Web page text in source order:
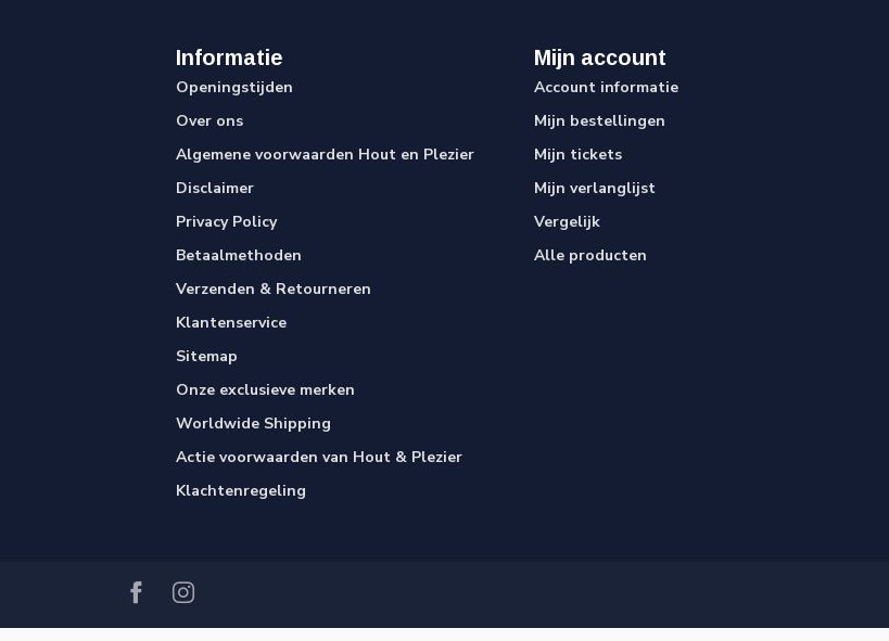
Informatie
Openingstijden
Over ons
Algemene voorwaarden Hout en Plezier
Disclaimer
Privacy Policy
Betaalmethoden
Verzenden & Retourneren
Klantenservice
Sitemap
Onze exclusieve merken
Worldwide Shipping
Actie voorwaarden van Hout & Plezier
Klachtenregeling
Mijn account
Account informatie
Mijn bestellingen
Mijn tickets
Mijn verlanglijst
Vergelijk
Alle producten